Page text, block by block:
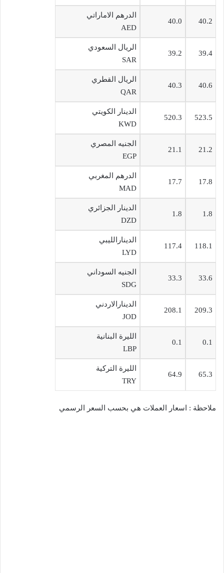
40.2
40.0
الدرهم الاماراتي
AED
39.4
39.2
الريال السعودي
SAR
40.6
40.3
الريال القطري
QAR
523.5
520.3
الدينار الكويتي
KWD
21.2
21.1
الجنيه المصري
EGP
17.8
17.7
الدرهم المغربي
MAD
1.8
1.8
الدينار الجزائري
DZD
118.1
117.4
الدينارالليبي
LYD
33.6
33.3
الجنيه السوداني
SDG
209.3
208.1
الدينارالاردني
JOD
0.1
0.1
الليرة البنانية
LBP
65.3
64.9
الليرة التركية
TRY
ملاحظة : اسعار العملات هي بحسب السعر الرسمي